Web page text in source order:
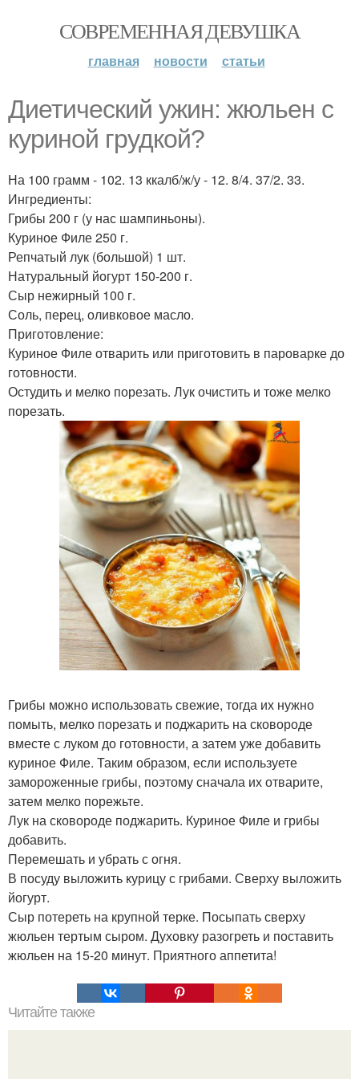
СОВРЕМЕННАЯ ДЕВУШКА
главная новости статьи
Диетический ужин: жюльен с
куриной грудкой?
На 100 грамм - 102. 13 ккалб/ж/у - 12. 8/4. 37/2. 33.
Ингредиенты:
Грибы 200 г (у нас шампиньоны).
Куриное Филе 250 г.
Репчатый лук (большой) 1 шт.
Натуральный йогурт 150-200 г.
Сыр нежирный 100 г.
Соль, перец, оливковое масло.
Приготовление:
Куриное Филе отварить или приготовить в пароварке до
готовности.
Остудить и мелко порезать. Лук очистить и тоже мелко
порезать.
Грибы можно использовать свежие, тогда их нужно
помыть, мелко порезать и поджарить на сковороде
вместе с луком до готовности, а затем уже добавить
куриное Филе. Таким образом, если используете
замороженные грибы, поэтому сначала их отварите,
затем мелко порежьте.
Лук на сковороде поджарить. Куриное Филе и грибы
добавить.
Перемешать и убрать с огня.
В посуду выложить курицу с грибами. Сверху выложить
йогурт.
Сыр потереть на крупной терке. Посыпать сверху
жюльен тертым сыром. Духовку разогреть и поставить
жюльен на 15-20 минут. Приятного аппетита!
Читайте также